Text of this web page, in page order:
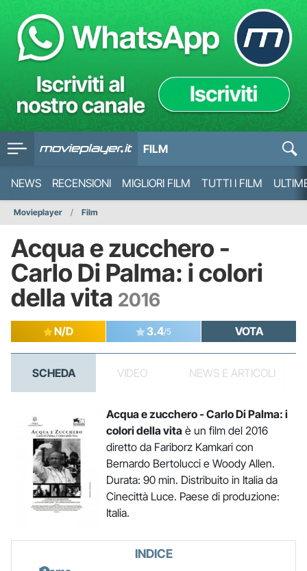
FILM
NEWS RECENSIONI MIGLIORI FILM TUTTI I FILM
Movieplayer Film
Acqua e zucchero -
Carlo Di Palma: i colori
della vita 2016
N/D 3.4/5 VOTA
SCHEDA VIDEO NEWS E ARTICOLI
Acqua e zucchero - Carlo Di Palma: i
colori della vitaè un film del 2016
diretto da Fariborz Kamkari con
Bernardo Bertolucci e Woody Allen.
Durata: 90 min. Distribuito in Italia da
Cinecittà Luce. Paese di produzione:
Italia.
INDICE